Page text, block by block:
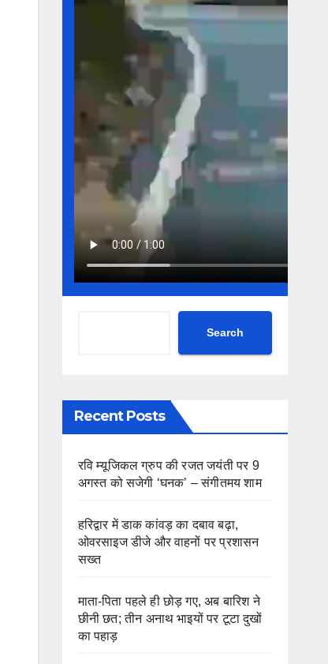
Search
Recent Posts
रवि म्यूजिकल ग्रुप की रजत जयंती पर 9
अगस्त को सजेगी ‘घनक’ – संगीतमय शाम
हरिद्वार में डाक कांवड़ का दबाव बढ़ा,
ओवरसाइज डीजे और वाहनों पर प्रशासन
सख्त
माता-पिता पहले ही छोड़ गए, अब बारिश ने
छीनी छत; तीन अनाथ भाइयों पर टूटा दुखों
का पहाड़